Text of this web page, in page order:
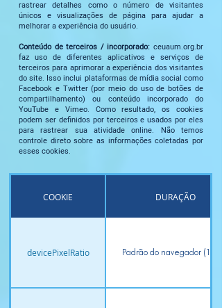
rastrear detalhes como o número de visitantes
únicos e visualizações de página para ajudar a
melhorar a experiência do usuário.
Conteúdo de terceiros / incorporado: ceuaum.org.br
faz uso de diferentes aplicativos e serviços de
terceiros para aprimorar a experiência dos visitantes
do site. Isso inclui plataformas de mídia social como
Facebook e Twitter (por meio do uso de botões de
compartilhamento) ou conteúdo incorporado do
YouTube e Vimeo. Como resultado, os cookies
podem ser definidos por terceiros e usados ​​por eles
para rastrear sua atividade online. Não temos
controle direto sobre as informações coletadas por
esses cookies.
COOKIE DURAÇÃO
devicePixelRatio Padrão do navegador (1